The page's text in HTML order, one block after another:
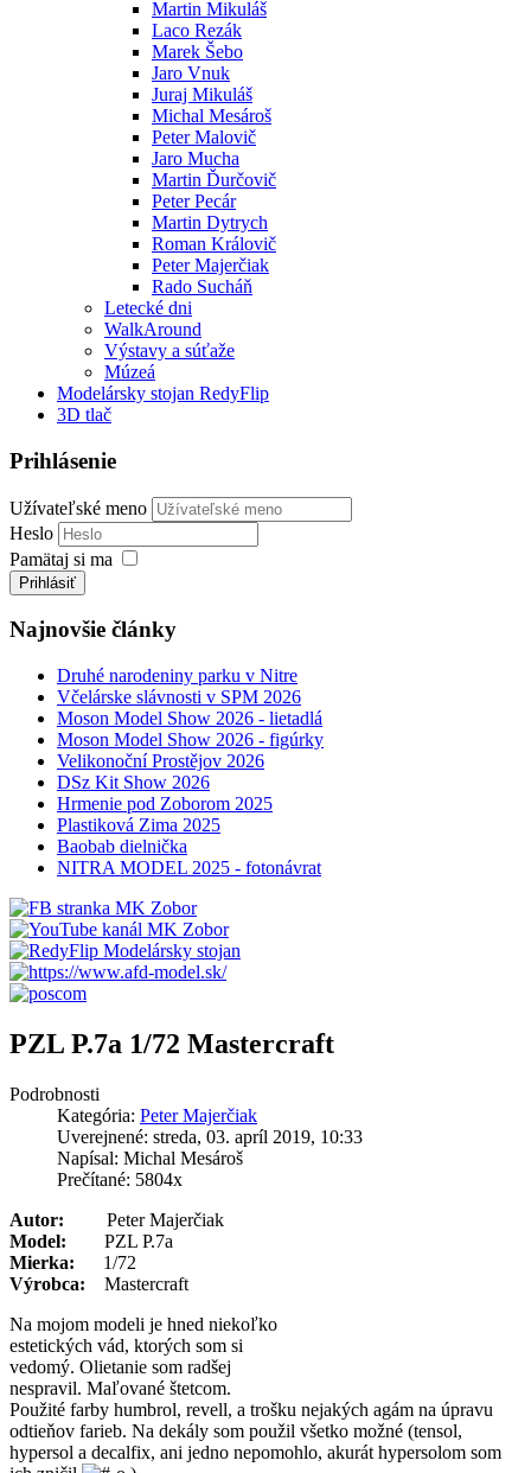
Martin Mikuláš
Laco Rezák
Marek Šebo
Jaro Vnuk
Juraj Mikuláš
Michal Mesároš
Peter Malovič
Jaro Mucha
Martin Ďurčovič
Peter Pecár
Martin Dytrych
Roman Královič
Peter Majerčiak
Rado Sucháň
Letecké dni
WalkAround
Výstavy a súťaže
Múzeá
Modelársky stojan RedyFlip
3D tlač
Prihlásenie
Užívateľské meno
Heslo
Pamätaj si ma
Prihlásiť
Najnovšie články
Druhé narodeniny parku v Nitre
Včelárske slávnosti v SPM 2026
Moson Model Show 2026 - lietadlá
Moson Model Show 2026 - figúrky
Velikonoční Prostějov 2026
DSz Kit Show 2026
Hrmenie pod Zoborom 2025
Plastiková Zima 2025
Baobab dielnička
NITRA MODEL 2025 - fotonávrat
PZL P.7a 1/72 Mastercraft
Podrobnosti
Kategória: Peter Majerčiak
Uverejnené: streda, 03. apríl 2019, 10:33
Napísal: Michal Mesároš
Prečítané: 5804x
Autor:
Peter Majerčiak
Model:
PZL P.7a
Mierka:
1/72
Výrobca: Mastercraft
Na mojom modeli je hned niekoľko
estetických vád, ktorých som si
vedomý. Olietanie som radšej
nespravil. Maľované štetcom.
Použité farby humbrol, revell, a trošku nejakých agám na úpravu
odtieňov farieb. Na dekály som použil všetko možné (tensol,
hypersol a decalfix, ani jedno nepomohlo, akurát hypersolom som